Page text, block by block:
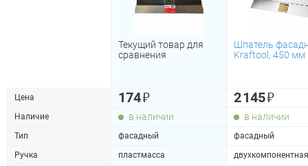
Текущий товар для
сравнения
Шпатель
Kraftool, 450 мм
Цена 174₽ 2 145₽
Наличие в наличии в наличии
Тип фасадный
фасадный
Ручка
пластмасса
двухкомпонентная